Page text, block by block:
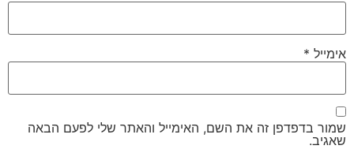
אימייל *
שמור בדפדפן זה את השם, האימייל והאתר שלי לפעם הבאה
שאגיב.